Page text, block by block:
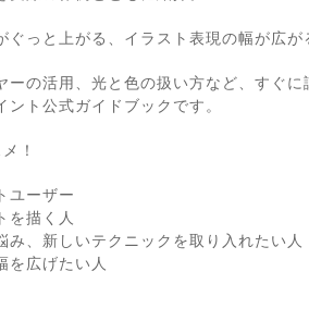
ぐっと上がる、イラスト表現の幅が広
ーの活用、光と色の扱い方など、すぐに
ント公式ガイドブックです。
！
ユーザー
を描く人
み、新しいテクニックを取り入れたい人
を広げたい人